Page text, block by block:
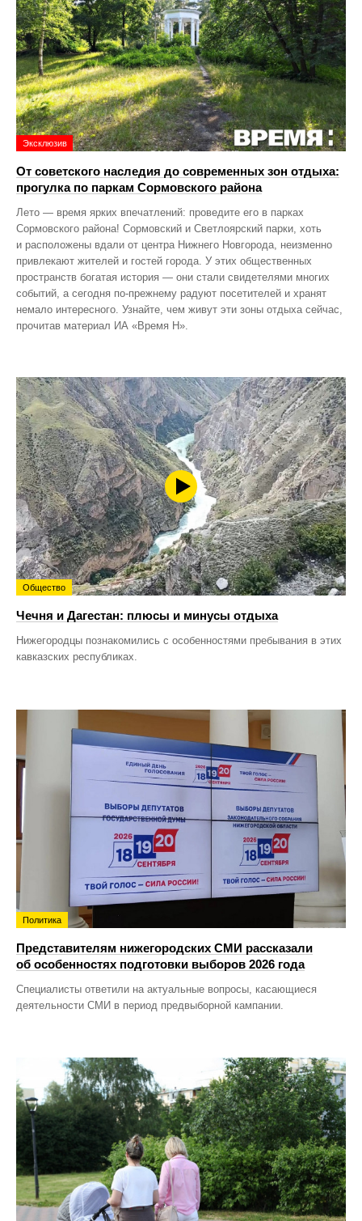
Эксклюзив
От советского наследия до современных зон отдыха:
прогулка по паркам Сормовского района
Лето — время ярких впечатлений: проведите его в парках
Сормовского района! Сормовский и Светлоярский парки, хоть
и расположены вдали от центра Нижнего Новгорода, неизменно
привлекают жителей и гостей города. У этих общественных
пространств богатая история — они стали свидетелями многих
событий, а сегодня по‑прежнему радуют посетителей и хранят
немало интересного. Узнайте, чем живут эти зоны отдыха сейчас,
прочитав материал ИА «Время Н».
Общество
Чечня и Дагестан: плюсы и минусы отдыха
Нижегородцы познакомились с особенностями пребывания в этих
кавказских республиках.
Политика
Представителям нижегородских СМИ рассказали
об особенностях подготовки выборов 2026 года
Специалисты ответили на актуальные вопросы, касающиеся
деятельности СМИ в период предвыборной кампании.